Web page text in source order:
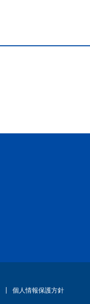
個人情報保護方針